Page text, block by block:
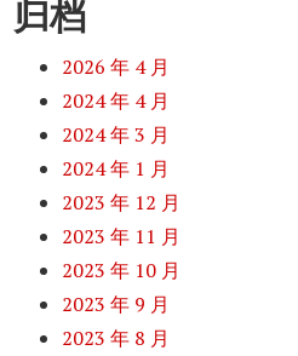
归档
2026 年 4 月
2024 年 4 月
2024 年 3 月
2024 年 1 月
2023 年 12 月
2023 年 11 月
2023 年 10 月
2023 年 9 月
2023 年 8 月